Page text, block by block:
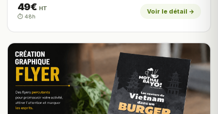
49€ HT
⏱️ 48h
Voir le détail →